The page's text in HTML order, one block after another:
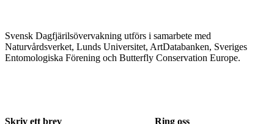
Svensk Dagfjärilsövervakning utförs i samarbete med
Naturvårdsverket, Lunds Universitet, ArtDatabanken, Sveriges
Entomologiska Förening och Butterfly Conservation Europe.
Skriv ett brev Ring oss